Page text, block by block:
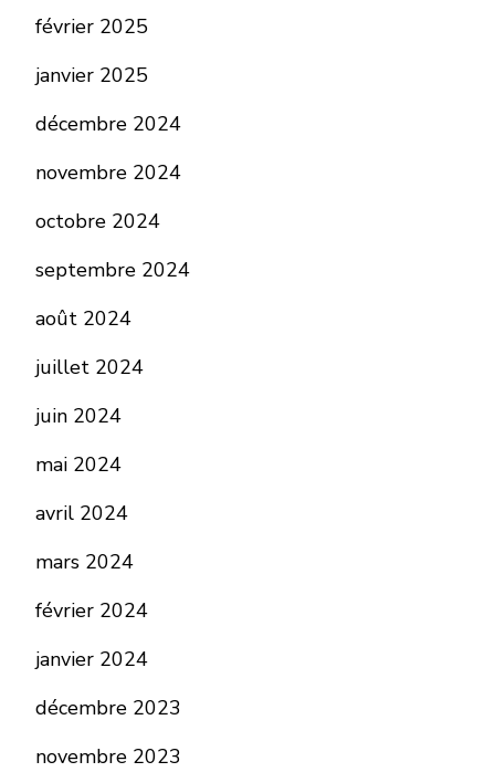
février 2025
janvier 2025
décembre 2024
novembre 2024
octobre 2024
septembre 2024
août 2024
juillet 2024
juin 2024
mai 2024
avril 2024
mars 2024
février 2024
janvier 2024
décembre 2023
novembre 2023